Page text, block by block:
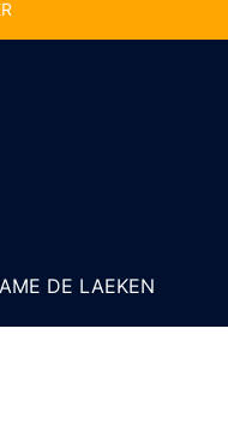
DE LAEKEN